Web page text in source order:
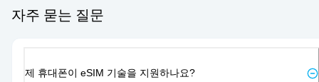
자주 묻는 질문
제 휴대폰이 eSIM 기술을 지원하나요?